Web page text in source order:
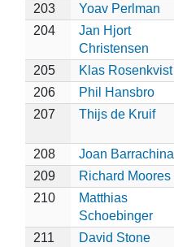
203 Yoav Perlman
204
Jan Hjort
Christensen
205 Klas Rosenkvist
206
Phil Hansbro
207
Thijs de Kruif
208 Joan Barrachina
209
Richard Moores
210
Matthias
Schoebinger
211 David Stone